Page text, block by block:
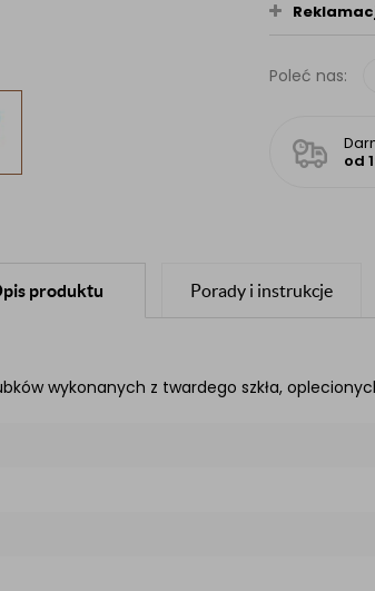
Poleć nas:
od
produktu Porady i instrukcje
wykonanych z twardego szkła,